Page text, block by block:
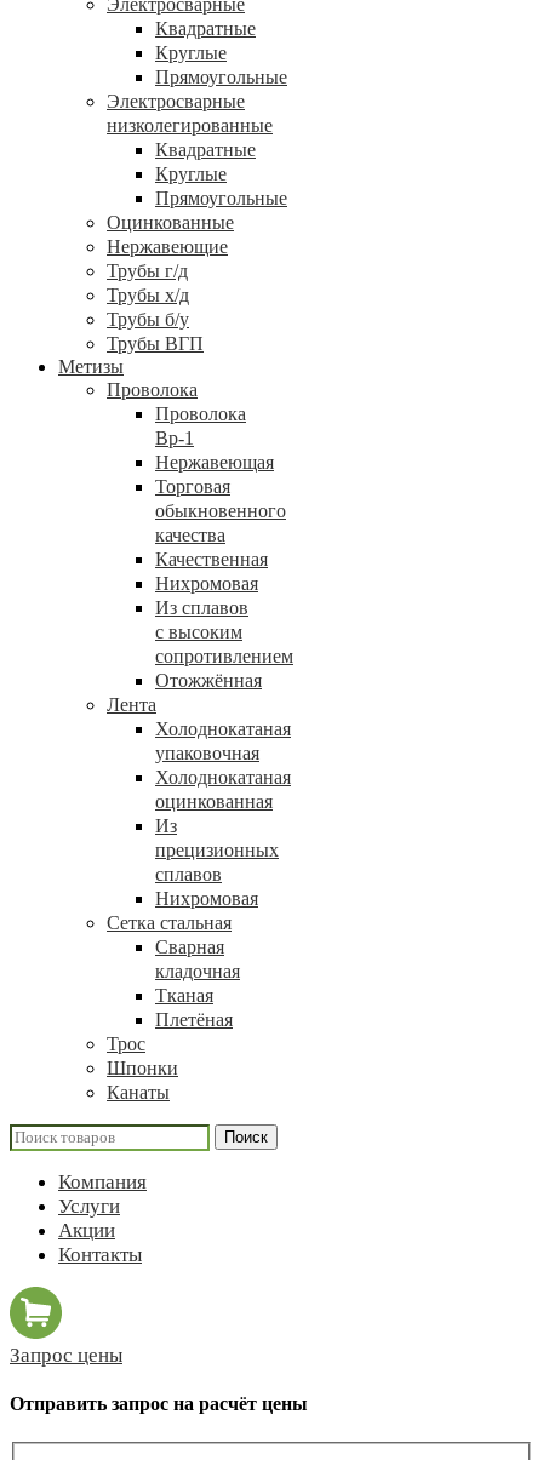
Электросварные
Квадратные
Круглые
Прямоугольные
Электросварные
низколегированные
Квадратные
Круглые
Прямоугольные
Оцинкованные
Нержавеющие
Трубы г/д
Трубы х/д
Трубы б/у
Трубы ВГП
Метизы
Проволока
Проволока
Вр-1
Нержавеющая
Торговая
обыкновенного
качества
Качественная
Нихромовая
Из сплавов
с высоким
сопротивлением
Отожжённая
Лента
Холоднокатаная
упаковочная
Холоднокатаная
оцинкованная
Из
прецизионных
сплавов
Нихромовая
Сетка стальная
Сварная
кладочная
Тканая
Плетёная
Трос
Шпонки
Канаты
Поиск
Компания
Услуги
Акции
Контакты
Запрос цены
Отправить запрос на расчёт цены